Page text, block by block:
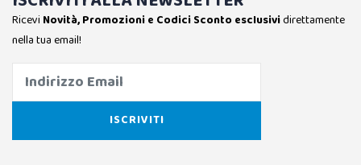
Ricevi Novità, Promozioni e Codici Sconto esclusividirettamente
nella tua email!